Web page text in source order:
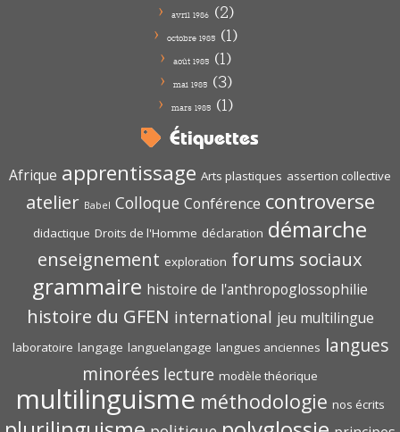
avril 1986(2)
octobre 1985 (1)
août 1985 (1)
mai 1985(3)
mars 1985 (1)
Étiquettes
Afrique apprentissage Arts plastiques assertion collective
atelier Babel Colloque Conférence controverse
didactique Droits de l'Homme déclaration démarche
enseignement exploration forums sociaux
grammaire histoire de l'anthropoglossophilie
histoire du GFEN international jeu multilingue
laboratoire langage languelangage langues anciennes langues
minorées lecture modèle théorique
multilinguisme méthodologie nos écrits